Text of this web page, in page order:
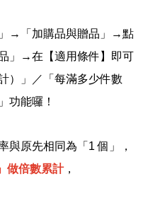
→「加購品與贈品」→點
」→在【適用條件】即可
）」／「每滿多少件數
功能囉！
與原先相同為「1 個」，
做倍數累計，